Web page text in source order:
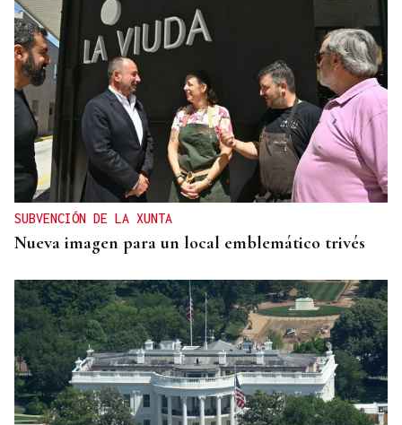
SUBVENCIÓN DE LA XUNTA
Nueva imagen para un local emblemático trivés